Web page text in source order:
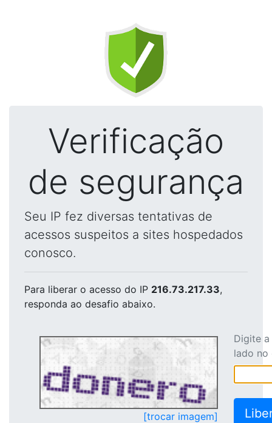
Verificação
de segurança
Seu IP fez diversas tentativas de
acessos suspeitos a sites hospedados
conosco.
Para liberar o acesso do IP 216.73.217.33,
responda ao desafio abaixo.
[trocar imagem]
Digite
lado no